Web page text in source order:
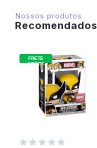
Nossos produtos
Recomendados
FRETE
GRÁTIS